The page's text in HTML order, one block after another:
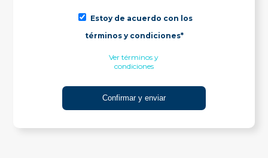
Estoy de acuerdo con los
términos y condiciones*
Ver términos y
condiciones